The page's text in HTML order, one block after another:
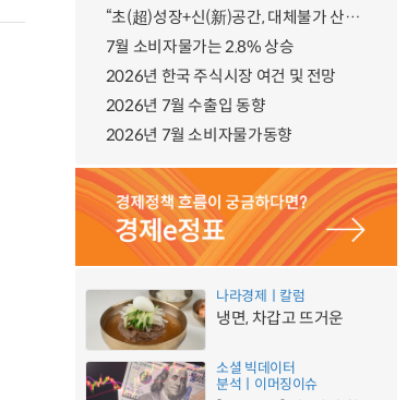
“초(超)성장+신(新)공간, 대체불가 산업강국”
7월 소비자물가는 2.8% 상승
2026년 한국 주식시장 여건 및 전망
2026년 7월 수출입 동향
2026년 7월 소비자물가동향
나라경제ㅣ칼럼
냉면, 차갑고 뜨거운
소셜 빅데이터
분석ㅣ이머징이슈